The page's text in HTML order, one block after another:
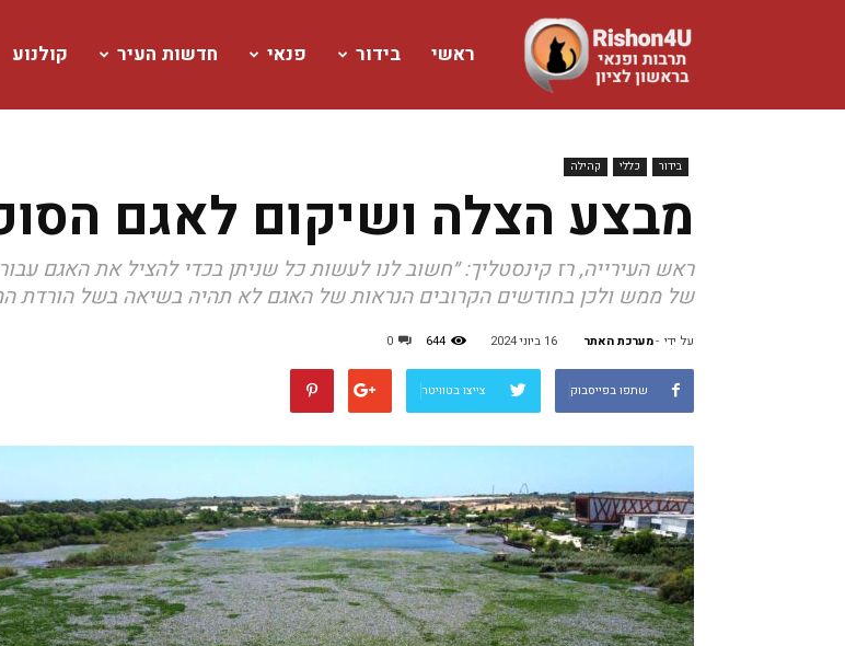
www.rishon4u.co.il
ראשי בידור פנאי חדשות העיר קולנוע
בידור כללי קהילה
מבצע הצלה ושיקום לאגם
ראש העירייה, רז קינסטליך: ״חשוב לנו לעשות כל שניתן בכדי להציל את האגם
של ממש ולכן בחודשים הקרובים הנראות של האגם לא תהיה בשיאה בשל הורדת
על ידי מערכת האתר- 16 ביוני 2024 644
0
שתפו בפייסבוק צייצו בטוויטר